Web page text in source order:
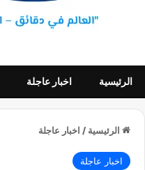
الرئيسية اخبار عاجلة
الرئيسية / اخبار عاجلة
اخبار عاجلة